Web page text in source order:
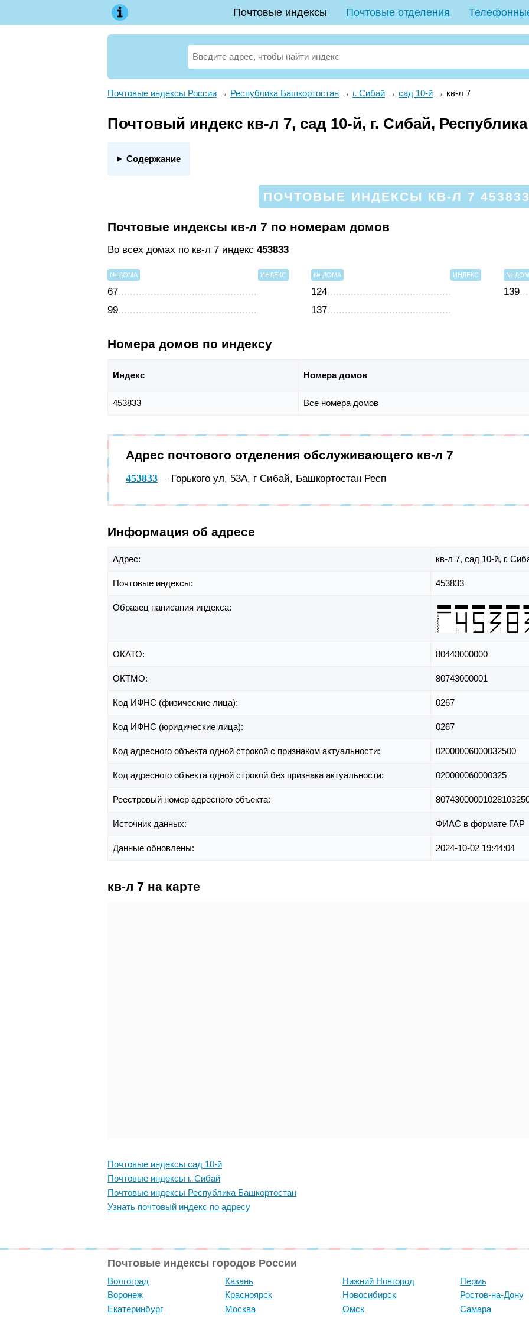
Почтовые индексы Почтовые отделения
Почтовые индексы России → Республика Башкортостан → г. Сибай → сад 10-й → кв-л 7
Почтовый индекс кв-л 7, сад 10-й, г. Сибай,
Содержание
ПОЧТОВЫЕ ИНДЕКСЫ КВ-Л 7
Почтовые индексы кв-л 7 по номерам домов
Во всех домах по кв-л 7 индекс 453833
№ ДОМА ИНДЕКС
67
99
№ ДОМА ИНДЕКС
124
137
№
139
Номера домов по индексу
Индекс Номера домов
453833 Все номера домов
Адрес почтового отделения обслуживающего кв-л 7
453833 — Горького ул, 53А, г Сибай, Башкортостан Респ
Информация об адресе
Адрес: кв-л 7, сад 10-й, г.
Почтовые индексы: 453833
Образец написания индекса:
ОКАТО: 80443000000
ОКТМО: 80743000001
Код ИФНС (физические лица): 0267
Код ИФНС (юридические лица): 0267
Код адресного объекта одной строкой с признаком актуальности: 02000006000032500
Код адресного объекта одной строкой без признака актуальности: 020000060000325
Реестровый номер адресного объекта:
Источник данных: ФИАС в формате ГАР
Данные обновлены: 2024-10-02 19:44:04
кв-л 7 на карте
Почтовые индексы сад 10-й
Почтовые индексы г. Сибай
Почтовые индексы Республика Башкортостан
Узнать почтовый индекс по адресу
Почтовые индексы городов России
Волгоград
Воронеж
Екатеринбург
Казань
Красноярск
Москва
Нижний Новгород
Новосибирск
Омск
Пермь
Ростов-на-Дону
Самара